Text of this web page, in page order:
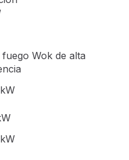
con diseño de
un día ajetreado.
de forma más rápida
de gas de alta
cocinan más rápido que
poco tiempo que
platos favoritos